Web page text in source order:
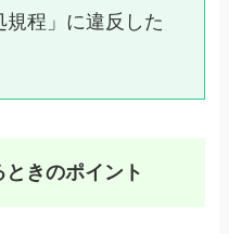
規程」に違反した
きのポイント